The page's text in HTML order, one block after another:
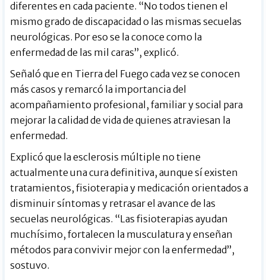
diferentes en cada paciente. “No todos tienen el
mismo grado de discapacidad o las mismas secuelas
neurológicas. Por eso se la conoce como la
enfermedad de las mil caras”, explicó.
Señaló que en Tierra del Fuego cada vez se conocen
más casos y remarcó la importancia del
acompañamiento profesional, familiar y social para
mejorar la calidad de vida de quienes atraviesan la
enfermedad.
Explicó que la esclerosis múltiple no tiene
actualmente una cura definitiva, aunque sí existen
tratamientos, fisioterapia y medicación orientados a
disminuir síntomas y retrasar el avance de las
secuelas neurológicas. “Las fisioterapias ayudan
muchísimo, fortalecen la musculatura y enseñan
métodos para convivir mejor con la enfermedad”,
sostuvo.